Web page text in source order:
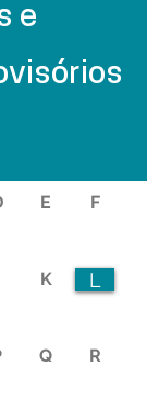
e
E F
K L
Q R